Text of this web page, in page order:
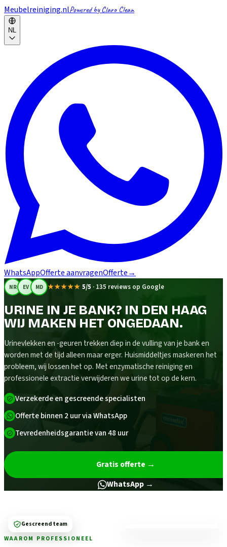
Meubelreiniging.nlPowered by Claro Clean
NL
WhatsAppOfferte aanvragenOfferte→
NR EV MD ★★★★★ 5/5 · 135 reviews op Google
URINE IN JE BANK? IN DEN HAAG
WIJ MAKEN HET ONGEDAAN.
Urinevlekken en -geuren trekken diep in de vulling van je bank en
worden met de tijd alleen maar erger. Huismiddeltjes maskeren het
probleem, wij lossen het op. Met enzymatische reiniging en
professionele extractie verwijderen we urine tot op de kern.
Verzekerde en gescreende specialisten
Offerte binnen 2 uur via WhatsApp
Tevredenheidsgarantie van 48 uur
Gratis offerte →
WhatsApp →
WAAROM PROFESSIONEEL
Gescreend team